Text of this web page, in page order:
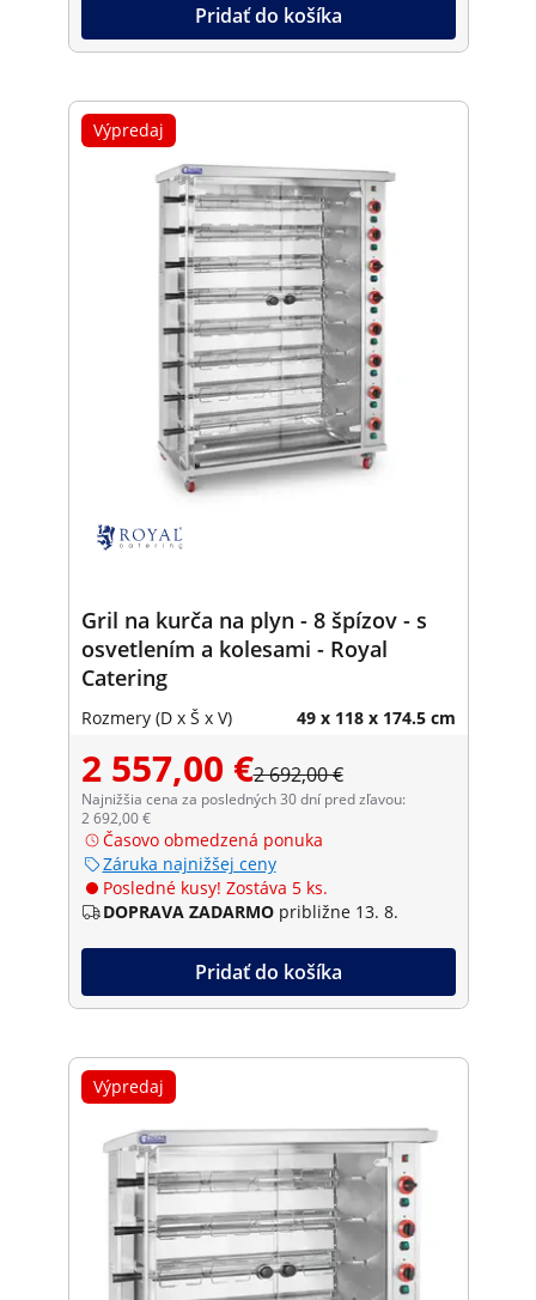
Pridať do košíka
Výpredaj
Gril na kurča na plyn - 8 špízov - s
osvetlením a kolesami - Royal
Catering
Rozmery (D x Š x V) 49 x 118 x 174.5 cm
2 557,00 €2 692,00 €
Najnižšia cena za posledných 30 dní pred zľavou:
2 692,00 €
Časovo obmedzená ponuka
Záruka najnižšej ceny
Posledné kusy! Zostáva 5 ks.
DOPRAVA ZADARMO približne 13. 8.
Pridať do košíka
Výpredaj